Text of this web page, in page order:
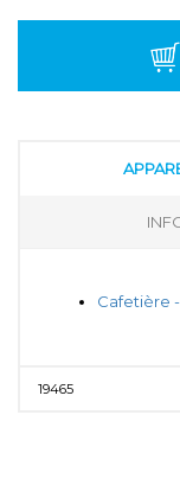
Cafetière -
19465